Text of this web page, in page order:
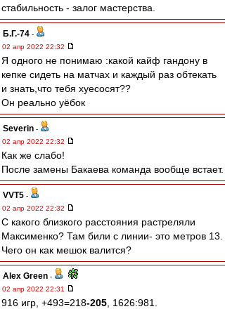
стабильность - залог мастерства.
Б.Г.-74 -
02 апр 2022 22:32
Я одного не понимаю :какой кайф гандону в
кепке сидеть на матчах и каждый раз обтекать
и знать,что тебя хуесосят??
Он реально уёбок
Severin -
02 апр 2022 22:32
Как же слабо!
После замены Бакаева команда вообще встает.
VVT5 -
02 апр 2022 22:32
С какого близкого расстояния растреляли
Максименко? Там били с линии- это метров 13.
Чего он как мешок валится?
Alex Green -
02 апр 2022 22:31
916 игр, +493=218-205 , 1626:981.